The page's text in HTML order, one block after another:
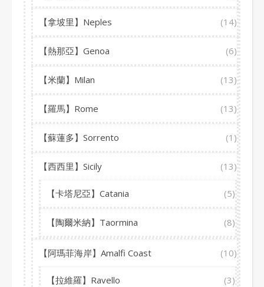
【拿坡里】Neples (14)
【熱那亞】Genoa (6)
【米蘭】Milan (13)
【羅馬】Rome (13)
【蘇蓮多】Sorrento (1)
【西西里】Sicily (13)
【卡塔尼亞】Catania (5)
【陶爾米納】Taormina (8)
【阿瑪菲海岸】Amalfi Coast (10)
【拉維羅】Ravello (3)